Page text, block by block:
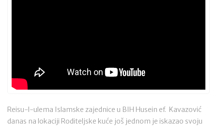
Reisu-l-ulema Islamske zajednice u BIH Husein ef. Kavazović
danas na lokaciji Roditeljske kuće još jednom je iskazao svoju